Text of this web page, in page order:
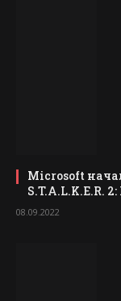
Microsoft
S.T.A.L.K.E.R.
08.09.2022